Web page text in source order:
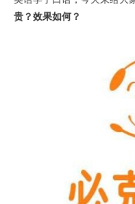
贵？效果如何？